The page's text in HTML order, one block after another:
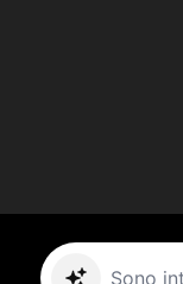
Copyright ©
Sono